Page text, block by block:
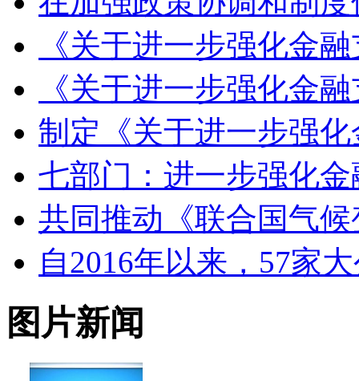
《关于进一步强化金
《关于进一步强化金
制定《关于进一步强
七部门：进一步强化
共同推动《联合国气
自2016年以来，57家
图片新闻